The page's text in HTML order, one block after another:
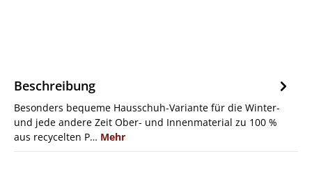
Beschreibung
Besonders bequeme Hausschuh-Variante für die Winter-
und jede andere Zeit Ober- und Innenmaterial zu 100 %
aus recycelten P… Mehr